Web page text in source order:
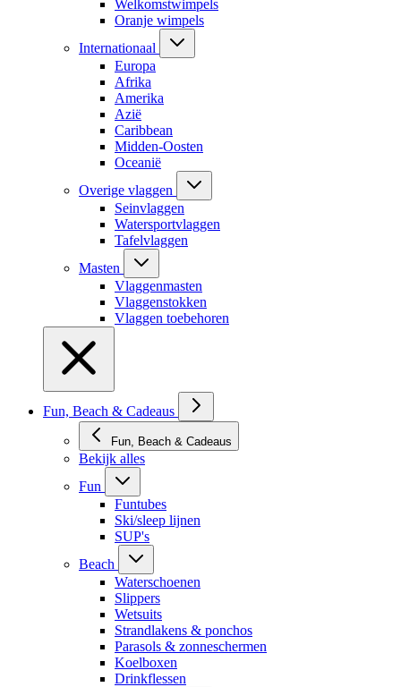
Welkomstwimpels
Oranje wimpels
Internationaal
Europa
Afrika
Amerika
Azië
Caribbean
Midden-Oosten
Oceanië
Overige vlaggen
Seinvlaggen
Watersportvlaggen
Tafelvlaggen
Masten
Vlaggenmasten
Vlaggenstokken
Vlaggen toebehoren
Fun, Beach & Cadeaus
Fun, Beach & Cadeaus
Bekijk alles
Fun
Funtubes
Ski/sleep lijnen
SUP's
Beach
Waterschoenen
Slippers
Wetsuits
Strandlakens & ponchos
Parasols & zonneschermen
Koelboxen
Drinkflessen